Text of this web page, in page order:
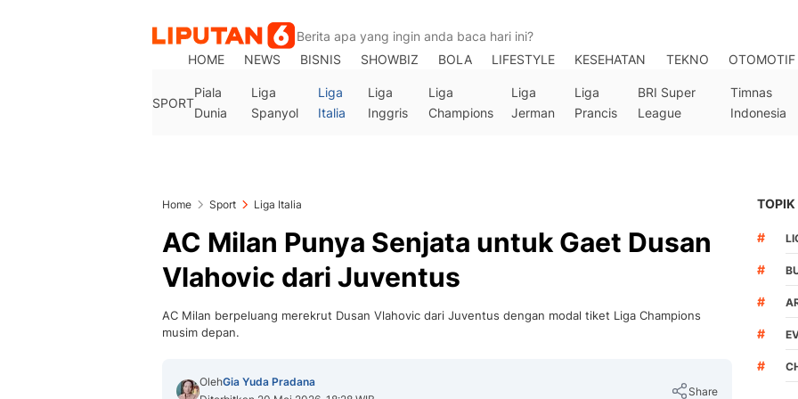
HOME
NEWS BISNIS SHOWBIZ BOLA LIFESTYLE KESEHATAN TEKNO OTOMOTIF
SPORT
Piala
Dunia
Liga
Spanyol
Liga
Italia
Liga
Inggris
Liga
Champions
Liga
Jerman
Liga
Prancis
BRI Super
League
Timnas
Indonesia
Home Sport Liga Italia
AC Milan Punya Senjata untuk Gaet Dusan
Vlahovic dari Juventus
AC Milan berpeluang merekrut Dusan Vlahovic dari Juventus dengan modal tiket Liga Champions
musim depan.
OlehGia Yuda Pradana
Share
TOPIK
#
#
#
#
#